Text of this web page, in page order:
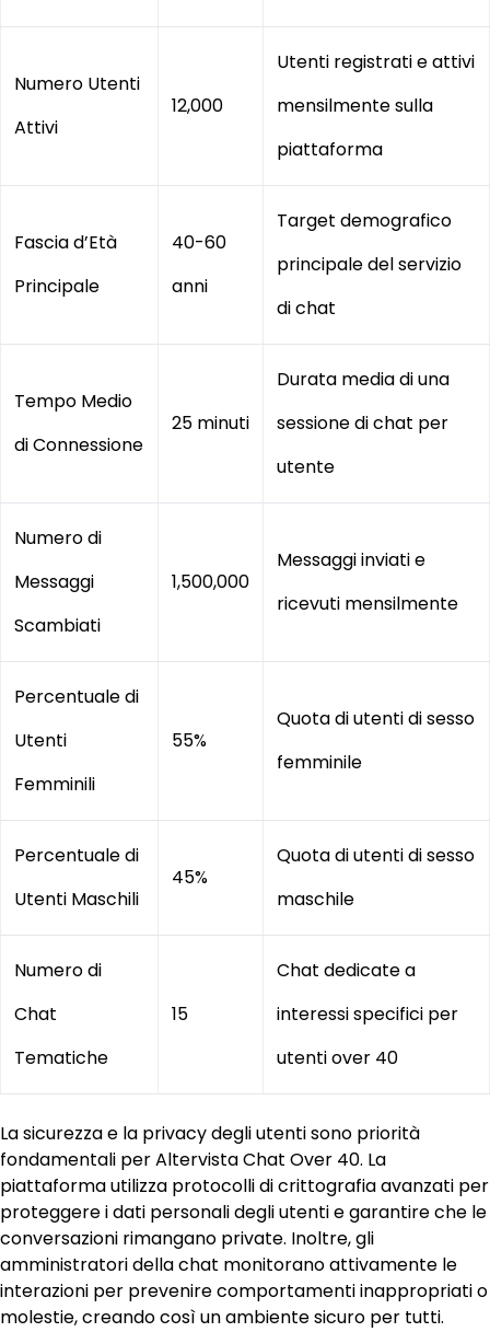
Numero Utenti
Attivi
12,000
Utenti registrati e attivi
mensilmente sulla
piattaforma
Fascia d’Età
Principale
40-60
anni
Target demografico
principale del servizio
di chat
Tempo Medio
di Connessione
25 minuti
Durata media di una
sessione di chat per
utente
Numero di
Messaggi
Scambiati
1,500,000
Messaggi inviati e
ricevuti mensilmente
Percentuale di
Utenti
Femminili
55%
Quota di utenti di sesso
femminile
Percentuale di
Utenti Maschili
45%
Quota di utenti di sesso
maschile
Numero di
Chat
Tematiche
15
Chat dedicate a
interessi specifici per
utenti over 40
La sicurezza e la privacy degli utenti sono priorità
fondamentali per Altervista Chat Over 40. La
piattaforma utilizza protocolli di crittografia avanzati per
proteggere i dati personali degli utenti e garantire che le
conversazioni rimangano private. Inoltre, gli
amministratori della chat monitorano attivamente le
interazioni per prevenire comportamenti inappropriati o
molestie, creando così un ambiente sicuro per tutti.